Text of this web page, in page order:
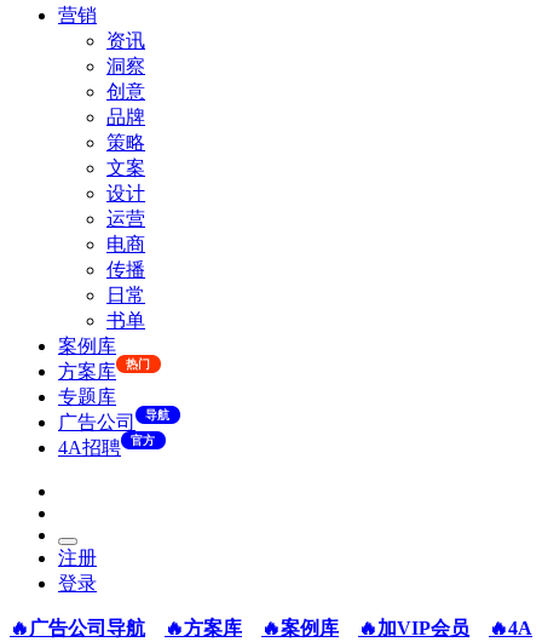
营销
资讯
洞察
创意
品牌
策略
文案
设计
运营
电商
传播
日常
书单
案例库
方案库
热门
专题库
广告公司
导航
4A招聘 官方
注册
登录
🔥广告公司导航 🔥方案库 🔥案例库 🔥加VIP会员
🔥4A